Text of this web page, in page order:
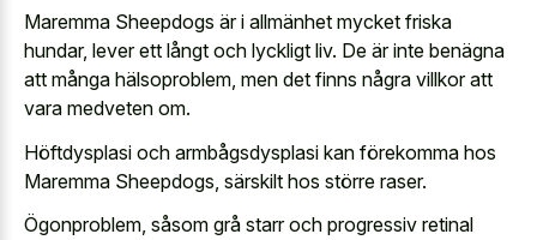
Maremma Sheepdogs är i allmänhet mycket friska
hundar, lever ett långt och lyckligt liv. De är inte benägna
att många hälsoproblem, men det finns några villkor att
vara medveten om.
Höftdysplasi och armbågsdysplasi kan förekomma hos
Maremma Sheepdogs, särskilt hos större raser.
Ögonproblem, såsom grå starr och progressiv retinal